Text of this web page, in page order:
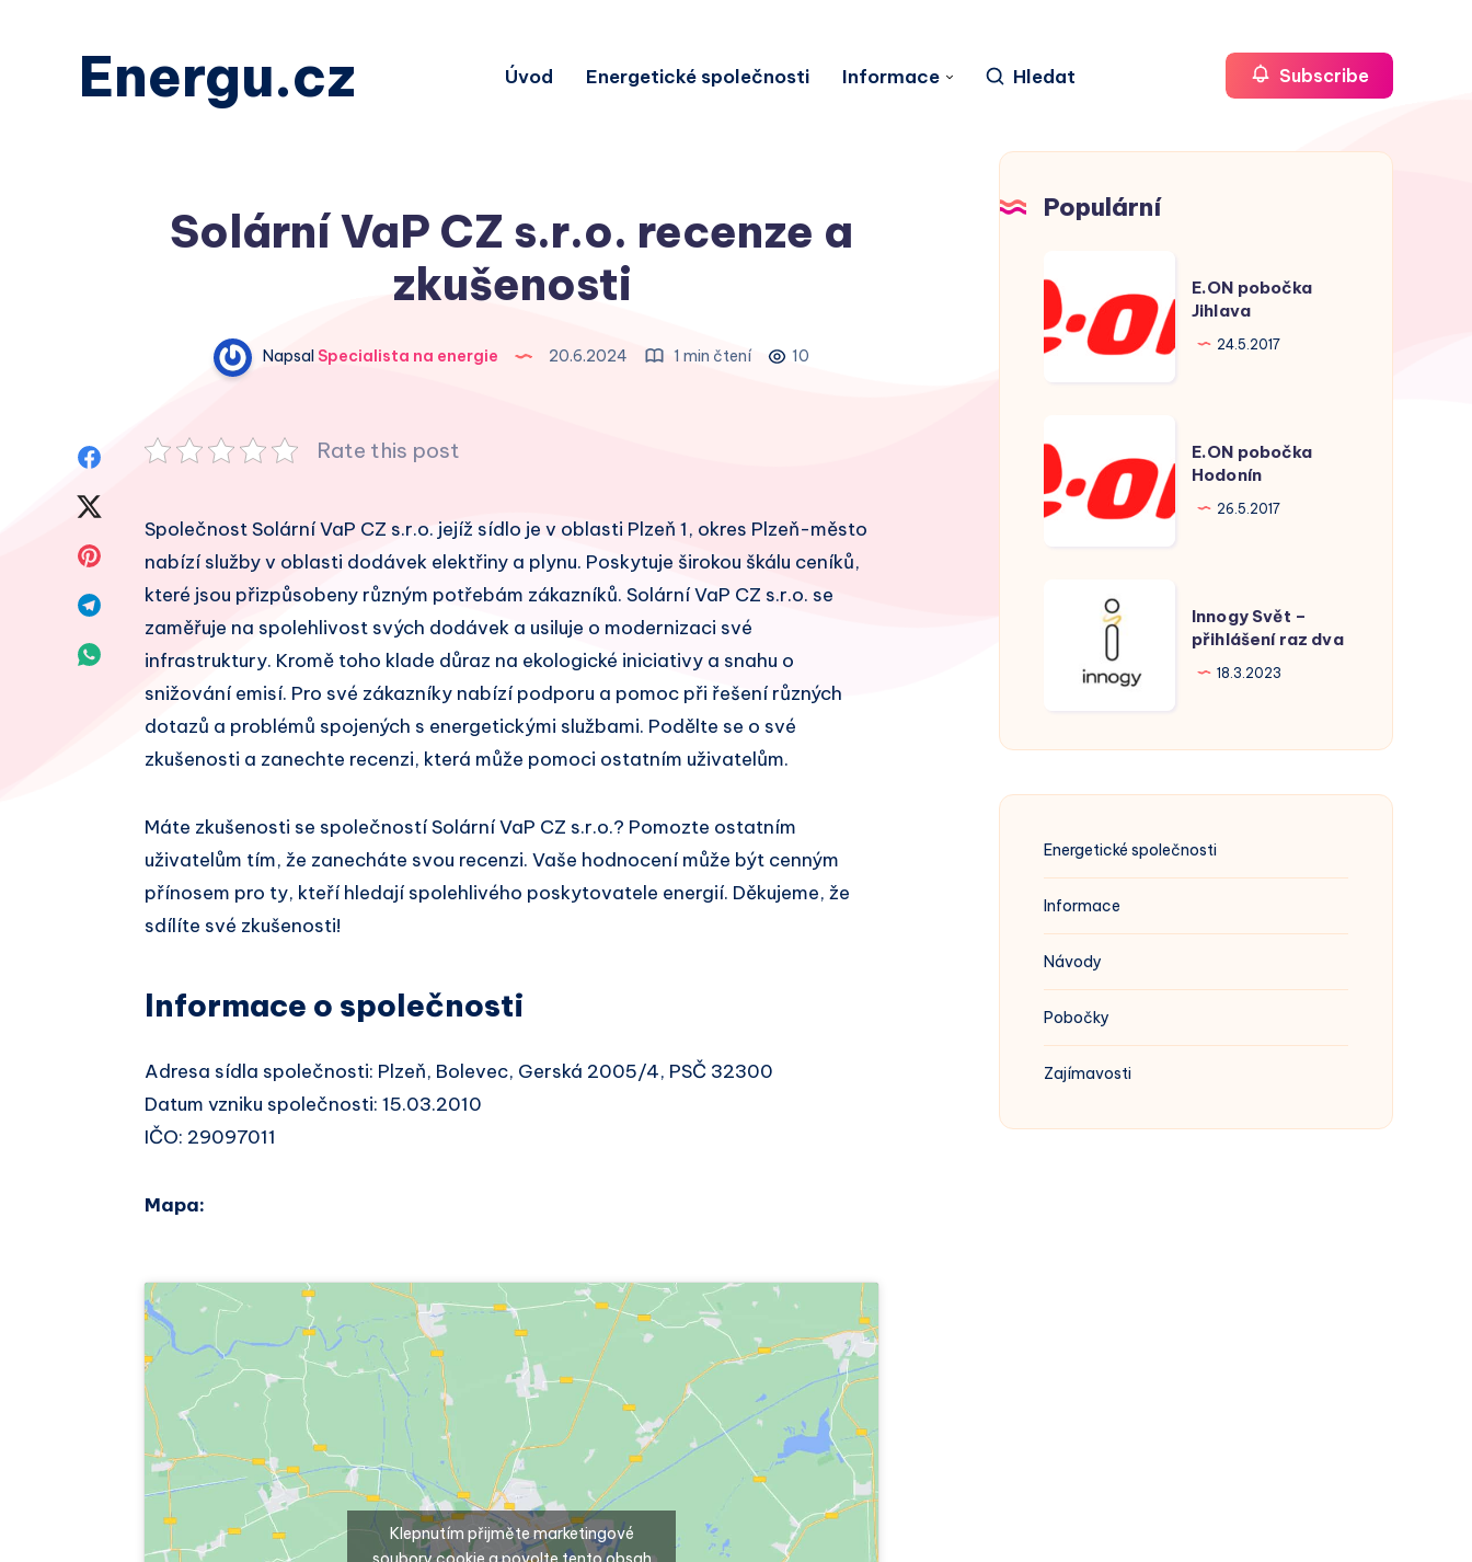
Energu.cz Úvod Energetické společnosti Informace Hledat Subscribe
Solární VaP CZ s.r.o. recenze a
zkušenosti
Napsal Specialista na energie 20.6.2024 1 min čtení 10
Sdílet
Facebook
Twitter
Sdílet
Pinterest
Sdílet
Telegram
Sdílet
Whatsapp
Rate this post
Společnost Solární VaP CZ s.r.o. jejíž sídlo je v oblasti Plzeň 1, okres Plzeň-město
nabízí služby v oblasti dodávek elektřiny a plynu. Poskytuje širokou škálu ceníků,
které jsou přizpůsobeny různým potřebám zákazníků. Solární VaP CZ s.r.o. se
zaměřuje na spolehlivost svých dodávek a usiluje o modernizaci své
infrastruktury. Kromě toho klade důraz na ekologické iniciativy a snahu o
snižování emisí. Pro své zákazníky nabízí podporu a pomoc při řešení různých
dotazů a problémů spojených s energetickými službami. Podělte se o své
zkušenosti a zanechte recenzi, která může pomoci ostatním uživatelům.
Máte zkušenosti se společností Solární VaP CZ s.r.o.? Pomozte ostatním
uživatelům tím, že zanecháte svou recenzi. Vaše hodnocení může být cenným
přínosem pro ty, kteří hledají spolehlivého poskytovatele energií. Děkujeme, že
sdílíte své zkušenosti!
Informace o společnosti
Adresa sídla společnosti: Plzeň, Bolevec, Gerská 2005/4, PSČ 32300
Datum vzniku společnosti: 15.03.2010
IČO: 29097011
Mapa:
Klepnutím přijměte marketingové
Populární
pobočka
Jihlava
E.ON pobočka
Jihlava
24.5.2017
pobočka
Hodonín
E.ON pobočka
Hodonín
26.5.2017
přihlášení
dva
Innogy Svět –
přihlášení raz dva
18.3.2023
Energetické společnosti
Informace
Návody
Pobočky
Zajímavosti